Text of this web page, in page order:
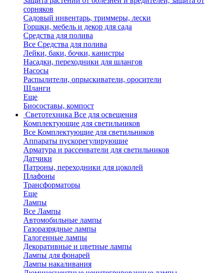
сорняков
Садовый инвентарь, триммеры, лески
Горшки, мебель и декор для сада
Средства для полива
Все Средства для полива
Лейки, баки, бочки, канистры
Насадки, переходники для шлангов
Насосы
Распылители, опрыскиватели, оросители
Шланги
Еще
Биосоставы, компост
Светотехника Все для освещения
Комплектующие для светильников
Все Комплектующие для светильников
Аппараты пускорегулирующие
Арматура и рассеиватели для светильников
Датчики
Патроны, переходники для цоколей
Плафоны
Трансформаторы
Еще
Лампы
Все Лампы
Автомобильные лампы
Газоразрядные лампы
Галогенные лампы
Декоративные и цветные лампы
Лампы для фонарей
Лампы накаливания